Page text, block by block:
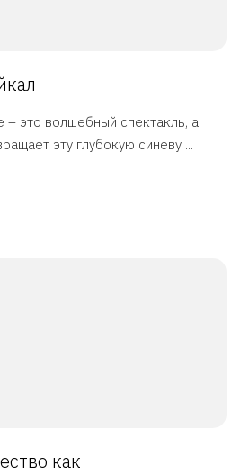
– это волшебный спектакль, а
эту глубокую синеву ...
как